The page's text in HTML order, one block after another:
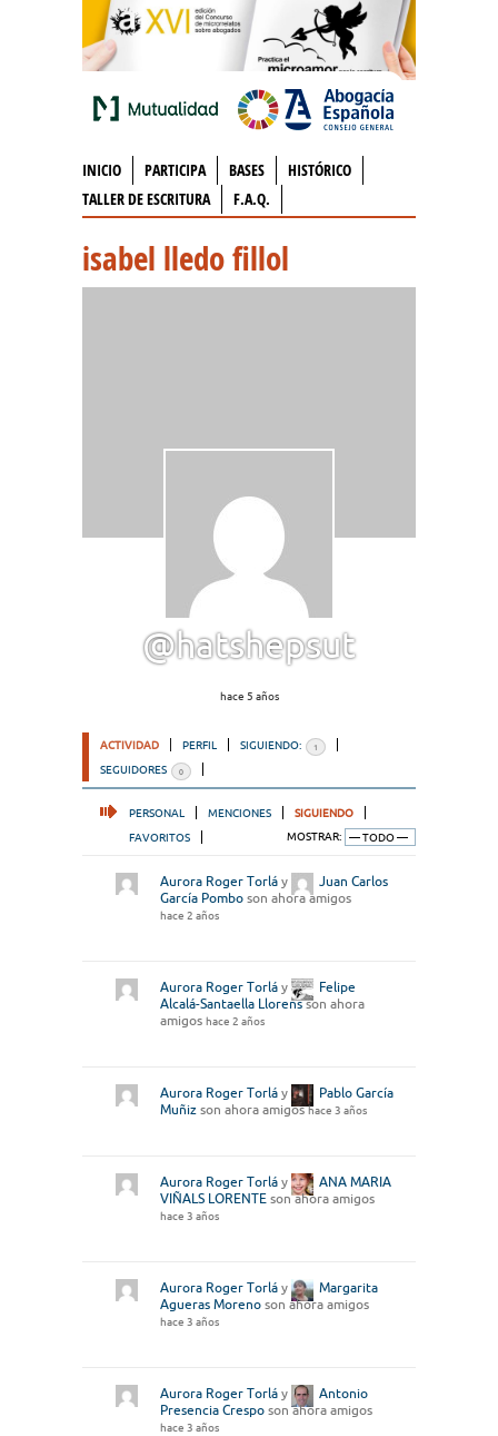
INICIO PARTICIPA BASES
HISTÓRICO
TALLER DE ESCRITURA
F.A.Q.
isabel lledo fillol
@hatshepsut
hace 5 años
ACTIVIDAD PERFIL SIGUIENDO: 1
SEGUIDORES 0
PERSONAL MENCIONES
SIGUIENDO
FAVORITOS
MOSTRAR:
Aurora Roger Torlá y
Juan Carlos
García Pombo son ahora amigos
hace 2 años
Aurora Roger Torlá y
Felipe
Alcalá-Santaella Llorensson ahora
amigos hace 2 años
Aurora Roger Torlá y
Pablo García
Muñiz son ahora amigoshace 3 años
Aurora Roger Torlá y
ANA MARIA
VIÑALS LORENTE son ahora amigos
hace 3 años
Aurora Roger Torlá y
Margarita
Agueras Moreno son ahora amigos
hace 3 años
Aurora Roger Torlá y
Antonio
Presencia Crespo son ahora amigos
hace 3 años